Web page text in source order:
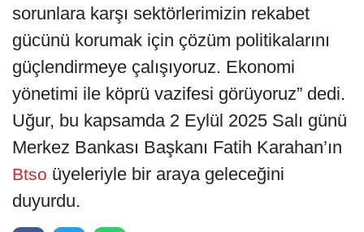
sorunlara karşı sektörlerimizin rekabet
gücünü korumak için çözüm politikalarını
güçlendirmeye çalışıyoruz. Ekonomi
yönetimi ile köprü vazifesi görüyoruz” dedi.
Uğur, bu kapsamda 2 Eylül 2025 Salı günü
Merkez Bankası Başkanı Fatih Karahan’ın
Btso üyeleriyle bir araya geleceğini
duyurdu.